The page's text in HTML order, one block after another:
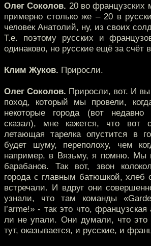
Олег Соколов. 20 во французских
примерно столько же – 20 в
человек Анатолий, ну, из своих
Т.е. поэтому русских и
одинаково, но русские ещё за счёт
Клим Жуков. Приросли.
Олег Соколов. Приросли, вот. И вы
поход, который мы провели,
некоторые города (вот недавно
сказал), мне кажется, что вот
летающая тарелка опустится в
будет шуму, переполоху, чем
например, в Вязьму, я помню. Мы
барабанов. Так вот, звон
города с главным батюшкой, хлеб
встречали. И вдруг они
узнали, что там команды
l’arme!» - так это что,
ли не упали. Они думали, что это
тут, оказывается, и русские, и